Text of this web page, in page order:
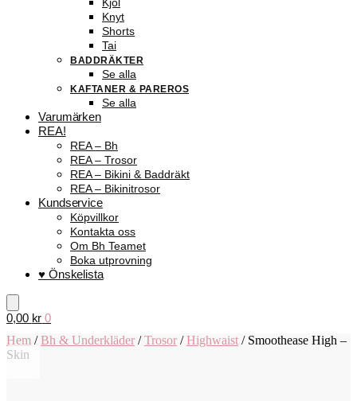
Knyt
Shorts
Tai
BADDRÄKTER
Se alla
KAFTANER & PAREROS
Se alla
Varumärken
REA!
REA – Bh
REA – Trosor
REA – Bikini & Baddräkt
REA – Bikinitrosor
Kundservice
Köpvillkor
Kontakta oss
Om Bh Teamet
Boka utprovning
♥ Önskelista
0,00 kr 0
Hem /Bh & Underkläder /Trosor /Highwaist / Smoothease High –
Skin